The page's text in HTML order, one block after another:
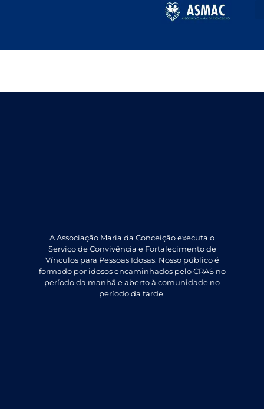
A Associação Maria da Conceição executa o
Serviço de Convivência e Fortalecimento de
Vínculos para Pessoas Idosas. Nosso público é
formado por idosos encaminhados pelo CRAS no
período da manhã e aberto à comunidade no
período da tarde.